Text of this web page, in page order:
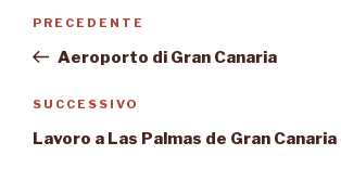
Articolo
precedente:
PRECEDENTE
Aeroporto di Gran Canaria
Articolo
successivo
SUCCESSIVO
Lavoro a Las Palmas de Gran Canaria